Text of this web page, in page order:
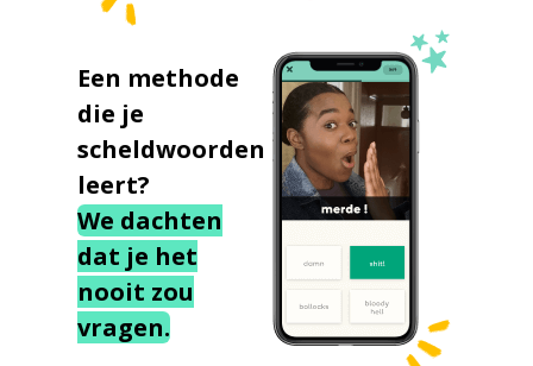
Een methode
die je
scheldwoorden
leert?
We dachten
dat je het
nooit zou
vragen.